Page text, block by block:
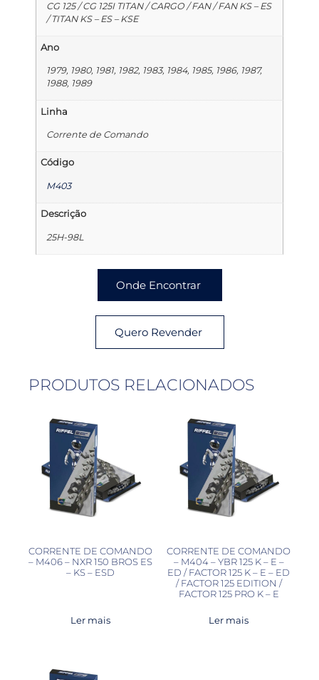
CG 125 / CG 125I TITAN / CARGO / FAN / FAN KS – ES
/ TITAN KS – ES – KSE
Ano
1979, 1980, 1981, 1982, 1983, 1984, 1985, 1986, 1987,
1988, 1989
Linha
Corrente de Comando
Código
M403
Descrição
25H-98L
Onde Encontrar
Quero Revender
PRODUTOS RELACIONADOS
CORRENTE DE COMANDO
– M406 – NXR 150 BROS ES
– KS – ESD
Ler mais
CORRENTE DE COMANDO
– M404 – YBR 125 K – E –
ED / FACTOR 125 K – E – ED
/ FACTOR 125 EDITION /
FACTOR 125 PRO K – E
Ler mais